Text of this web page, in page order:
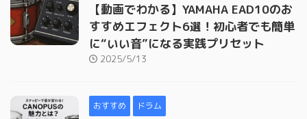
【動画でわかる】YAMAHA EAD10のお
すすめエフェクト6選！初心者でも簡単
に“いい音”になる実践プリセット
2025/5/13
おすすめ ドラム